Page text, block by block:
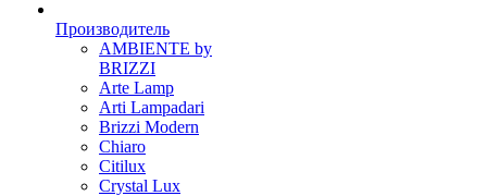
Производитель
AMBIENTE by
BRIZZI
Arte Lamp
Arti Lampadari
Brizzi Modern
Chiaro
Citilux
Crystal Lux